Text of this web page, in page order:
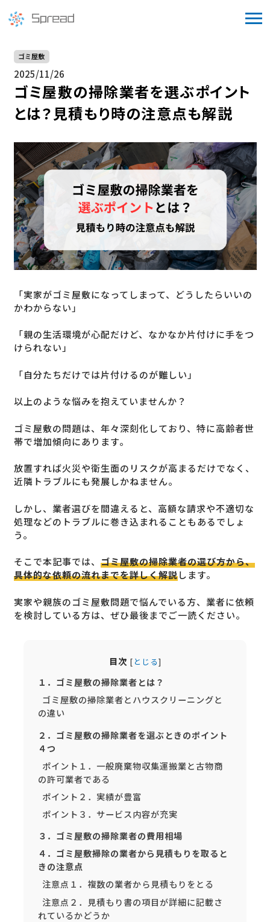
ゴミ屋敷
2025/11/26
ゴミ屋敷の掃除業者を選ぶポイント
とは？見積もり時の注意点も解説
「実家がゴミ屋敷になってしまって、どうしたらいいの
かわからない」
「親の生活環境が心配だけど、なかなか片付けに手をつ
けられない」
「自分たちだけでは片付けるのが難しい」
以上のような悩みを抱えていませんか？
ゴミ屋敷の問題は、年々深刻化しており、特に高齢者世
帯で増加傾向にあります。
放置すれば火災や衛生面のリスクが高まるだけでなく、
近隣トラブルにも発展しかねません。
しかし、業者選びを間違えると、高額な請求や不適切な
処理などのトラブルに巻き込まれることもあるでしょ
う。
そこで本記事では、 ゴミ屋敷の掃除業者の選び方から、
具体的な依頼の流れまでを詳しく解説します。
実家や親族のゴミ屋敷問題で悩んでいる方、業者に依頼
を検討している方は、ぜひ最後までご一読ください。
目次 [ とじる]
１．ゴミ屋敷の掃除業者とは？
ゴミ屋敷の掃除業者とハウスクリーニングと
の違い
２．ゴミ屋敷の掃除業者を選ぶときのポイント
４つ
ポイント１．一般廃棄物収集運搬業と古物商
の許可業者である
ポイント２．実績が豊富
ポイント３．サービス内容が充実
３．ゴミ屋敷の掃除業者の費用相場
４．ゴミ屋敷掃除の業者から見積もりを取ると
きの注意点
注意点１．複数の業者から見積もりをとる
注意点２．見積もり書の項目が詳細に記載さ
れているかどうか